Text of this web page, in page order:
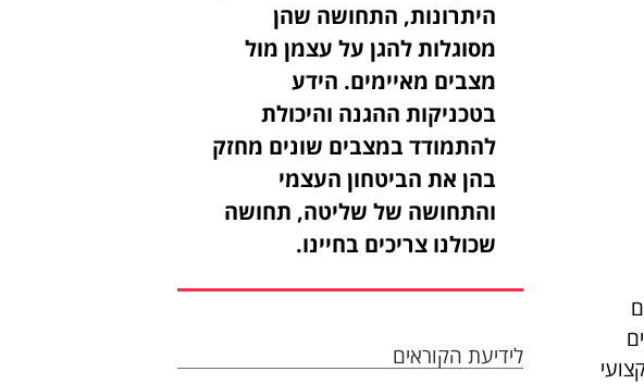
היתרונות, התחושה שהן
מסוגלות להגן על עצמן מול
מצבים מאיימים. הידע
בטכניקות ההגנה והיכולת
להתמודד במצבים שונים מחזק
בהן את הביטחון העצמי
והתחושה של שליטה, תחושה
שכולנו צריכים בחיינו.
לידיעת הקוראים